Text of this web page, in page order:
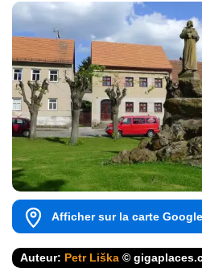
Afficher sur la carte Google
Auteur: Petr Liška ©